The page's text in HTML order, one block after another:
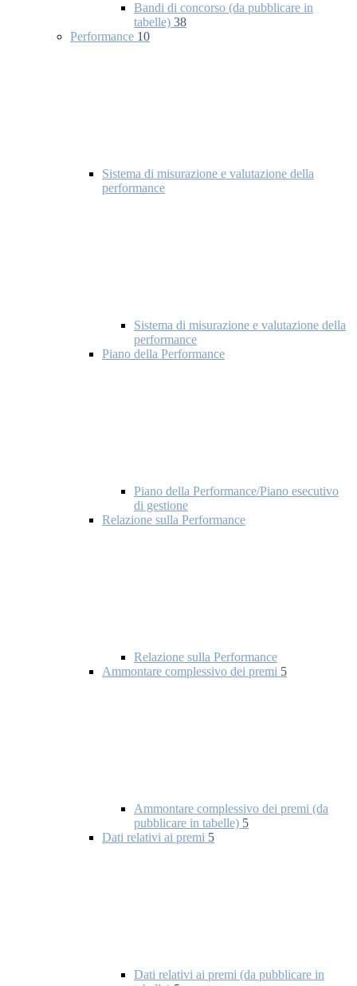
Bandi di concorso (da pubblicare in
tabelle) 38
Performance 10
Sistema di misurazione e valutazione della
performance
Sistema di misurazione e valutazione della
performance
Piano della Performance
Piano della Performance/Piano esecutivo
di gestione
Relazione sulla Performance
Relazione sulla Performance
Ammontare complessivo dei premi 5
Ammontare complessivo dei premi (da
pubblicare in tabelle) 5
Dati relativi ai premi 5
Dati relativi ai premi (da pubblicare in